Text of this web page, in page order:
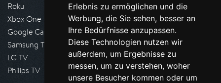
Erlebnis zu ermöglichen und die
Werbung, die Sie sehen, besser an
Ihre Bedürfnisse anzupassen.
Diese Technologien nutzen wir
außerdem, um Ergebnisse zu
messen, um zu verstehen, woher
unsere Besucher kommen oder um
Roku
Xbox One
Google Cast
Samsung TV
LG TV
Philips TV